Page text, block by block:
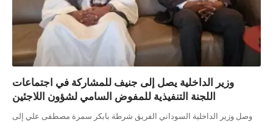
وزير الداخلية يصل إلى جنيف للمشاركة في اجتماعات
اللجنة التنفيذية للمفوض السامي لشؤون اللاجئين
وصل وزير الداخلية السوداني الفريق شرطة بابكر سمرة مصطفى علي إلى